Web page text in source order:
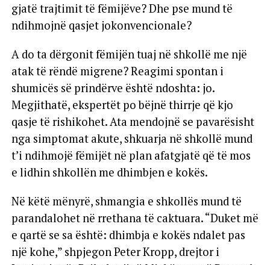
gjatë trajtimit të fëmijëve? Dhe pse mund të
ndihmojnë qasjet jokonvencionale?
A do ta dërgonit fëmijën tuaj në shkollë me një
atak të rëndë migrene? Reagimi spontan i
shumicës së prindërve është ndoshta: jo.
Megjithatë, ekspertët po bëjnë thirrje që kjo
qasje të rishikohet. Ata mendojnë se pavarësisht
nga simptomat akute, shkuarja në shkollë mund
t’i ndihmojë fëmijët në plan afatgjatë që të mos
e lidhin shkollën me dhimbjen e kokës.
Në këtë mënyrë, shmangia e shkollës mund të
parandalohet në rrethana të caktuara. “Duket më
e qartë se sa është: dhimbja e kokës ndalet pas
një kohe,” shpjegon Peter Kropp, drejtor i